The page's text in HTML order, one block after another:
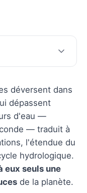
déversent dans
dépassent
d'eau —
— traduit à
l'étendue du
hydrologique.
eux seuls une
de la planète.